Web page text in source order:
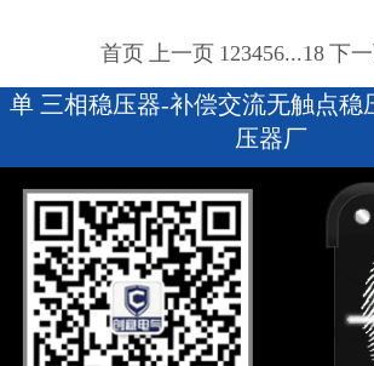
首页 上一页 1 23456...18 下
单 三相稳压器-补偿交流无触点
压器厂